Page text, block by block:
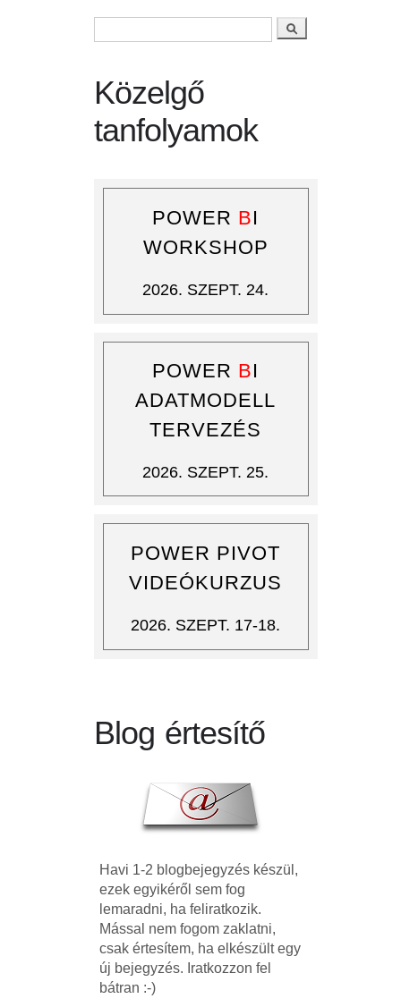
Keresés
Közelgő
tanfolyamok
POWER BI
WORKSHOP
2026. SZEPT. 24.
POWER BI
ADATMODELL
TERVEZÉS
2026. SZEPT. 25.
POWER PIVOT
VIDEÓKURZUS
2026. SZEPT. 17-18.
Blog értesítő
Havi 1-2 blogbejegyzés készül,
ezek egyikéről sem fog
lemaradni, ha feliratkozik.
Mással nem fogom zaklatni,
csak értesítem, ha elkészült egy
új bejegyzés. Iratkozzon fel
bátran :-)